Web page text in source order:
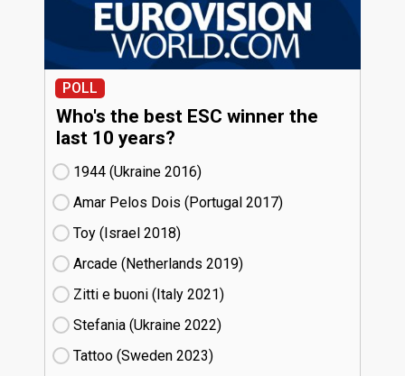
POLL
Who's the best ESC winner the
last 10 years?
1944 (Ukraine
16)
Amar Pelos Dois (Portugal
17)
Toy (Israel
18)
Arcade (Netherlands
19)
Zitti e buoni​ (Italy
21)
Stefania (Ukraine
22)
Tattoo (Sweden
23)